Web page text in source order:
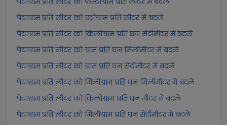
पेटाग्राम प्रति लीटर को एटोग्राम प्रति लीटर में बदलें
पेटाग्राम प्रति लीटर को किलोग्राम प्रति घन सेंटीमीटर में बदलें
पेटाग्राम प्रति लीटर को ग्राम प्रति घन मिलीमीटर में बदलें
पेटाग्राम प्रति लीटर को ग्राम प्रति घन सेंटीमीटर में बदलें
पेटाग्राम प्रति लीटर को मिलीग्राम प्रति घन मिलीमीटर में बदलें
पेटाग्राम प्रति लीटर को किलोग्राम प्रति घन मीटर में बदलें
पेटाग्राम प्रति लीटर को मिलीग्राम प्रति घन सेंटीमीटर में बदलें